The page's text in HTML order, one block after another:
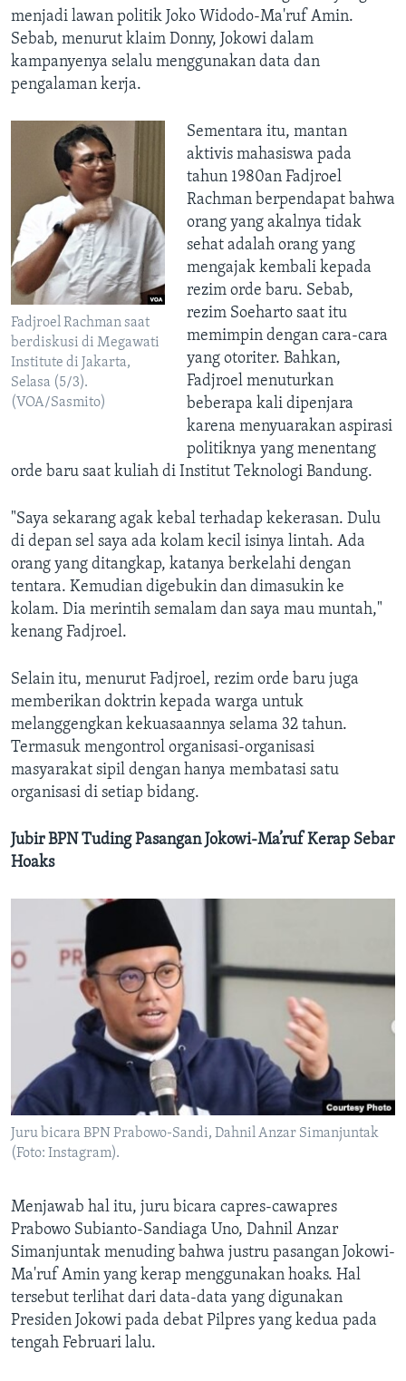
menjadi lawan politik Joko Widodo-Ma'ruf Amin.
Sebab, menurut klaim Donny, Jokowi dalam
kampanyenya selalu menggunakan data dan
pengalaman kerja.
Fadjroel Rachman saat
berdiskusi di Megawati
Institute di Jakarta,
Selasa (5/3).
(VOA/Sasmito)
Sementara itu, mantan
aktivis mahasiswa pada
tahun 1980an Fadjroel
Rachman berpendapat bahwa
orang yang akalnya tidak
sehat adalah orang yang
mengajak kembali kepada
rezim orde baru. Sebab,
rezim Soeharto saat itu
memimpin dengan cara-cara
yang otoriter. Bahkan,
Fadjroel menuturkan
beberapa kali dipenjara
karena menyuarakan aspirasi
politiknya yang menentang
orde baru saat kuliah di Institut Teknologi Bandung.
"Saya sekarang agak kebal terhadap kekerasan. Dulu
di depan sel saya ada kolam kecil isinya lintah. Ada
orang yang ditangkap, katanya berkelahi dengan
tentara. Kemudian digebukin dan dimasukin ke
kolam. Dia merintih semalam dan saya mau muntah,"
kenang Fadjroel.
Selain itu, menurut Fadjroel, rezim orde baru juga
memberikan doktrin kepada warga untuk
melanggengkan kekuasaannya selama 32 tahun.
Termasuk mengontrol organisasi-organisasi
masyarakat sipil dengan hanya membatasi satu
organisasi di setiap bidang.
Jubir BPN Tuding Pasangan Jokowi-Ma’ruf Kerap Sebar
Hoaks
Juru bicara BPN Prabowo-Sandi, Dahnil Anzar Simanjuntak
(Foto: Instagram).
Menjawab hal itu, juru bicara capres-cawapres
Prabowo Subianto-Sandiaga Uno, Dahnil Anzar
Simanjuntak menuding bahwa justru pasangan Jokowi-
Ma'ruf Amin yang kerap menggunakan hoaks. Hal
tersebut terlihat dari data-data yang digunakan
Presiden Jokowi pada debat Pilpres yang kedua pada
tengah Februari lalu.